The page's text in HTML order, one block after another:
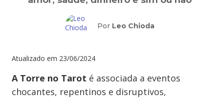
Por Leo Chioda
Atualizado em 23/06/2024
A Torre no Tarot é associada a eventos
chocantes, repentinos e disruptivos,